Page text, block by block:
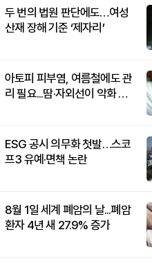
두 번의 법원 판단에도…여성
산재 장해 기준 ‘제자리’
아토피 피부염, 여름철에도 관
리 필요...땀·자외선이 악화 요
ESG 공시 의무화 첫발…스코
프3 유예·면책 논란
8월 1일 세계 폐암의 날...폐암
환자 4년 새 27.9% 증가